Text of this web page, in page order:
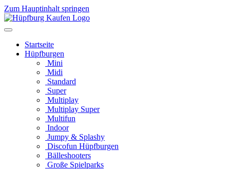
Zum Hauptinhalt springen
Startseite
Hüpfburgen
Mini
Midi
Standard
Super
Multiplay
Multiplay Super
Multifun
Indoor
Jumpy & Splashy
Discofun Hüpfburgen
Bälleshooters
Große Spielparks